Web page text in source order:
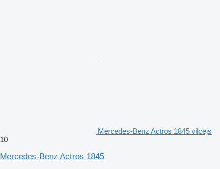
Mercedes-Benz Actros 1845 vilcējs
10
Mercedes-Benz Actros 1845